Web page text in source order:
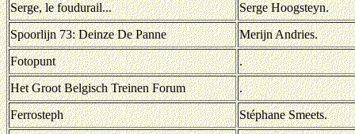
Serge, le foudurail...
Serge Hoogsteyn.
Spoorlijn 73: Deinze De Panne
Merijn Andries.
Fotopunt
.
Het Groot Belgisch Treinen Forum
.
Ferrosteph
Stéphane Smeets.